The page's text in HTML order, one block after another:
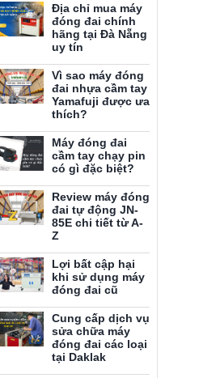
Địa chỉ mua máy
đóng đai chính
hãng tại Đà Nẵng
uy tín
Vì sao máy đóng
đai nhựa cầm tay
Yamafuji được ưa
thích?
Máy đóng đai
cầm tay chạy pin
có gì đặc biệt?
Review máy đóng
đai tự động JN-
85E chi tiết từ A-
Z
Lợi bất cập hại
khi sử dụng máy
đóng đai cũ
Cung cấp dịch vụ
sửa chữa máy
đóng đai các loại
tại Daklak